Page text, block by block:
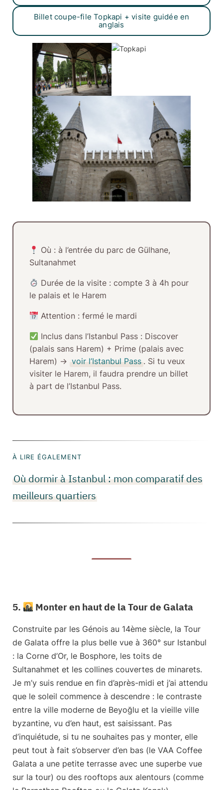
Billet coupe-file Topkapi + visite guidée en
anglais
Où :à l’entrée du parc de Gülhane,
Sultanahmet
Durée de la visite :compte 3 à 4h pour
le palais et le Harem
Attention :fermé le mardi
Inclus dans l’Istanbul Pass :Discover
(palais sans Harem) + Prime (palais avec
Harem) → voir l’Istanbul Pass . Si tu veux
visiter le Harem, il faudra prendre un billet
à part de l’Istanbul Pass.
À LIRE ÉGALEMENT
Où dormir à Istanbul : mon comparatif des
meilleurs quartiers
5. Monter en haut de la Tour de Galata
Construite par les Génois au 14ème siècle, la Tour
de Galata offre la plus belle vue à 360° sur Istanbul
: la Corne d’Or, le Bosphore, les toits de
Sultanahmet et les collines couvertes de minarets.
Je m’y suis rendue en fin d’après-midi et j’ai attendu
que le soleil commence à descendre : le contraste
entre la ville moderne de Beyoğlu et la vieille ville
byzantine, vu d’en haut, est saisissant. Pas
d’inquiétude, si tu ne souhaites pas y monter, elle
peut tout à fait s’observer d’en bas (le VAA Coffee
Galata a une petite terrasse avec une superbe vue
sur la tour) ou des rooftops aux alentours (comme